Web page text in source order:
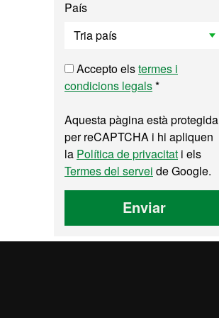
País
Accepto elstermes i
condicions legals*
Aquesta pàgina està protegida
per reCAPTCHA i hi apliquen
la Política de privacitat i els
Termes del servei de Google.
Enviar